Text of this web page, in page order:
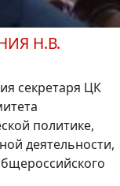
Н.В.
секретаря ЦК
политике,
деятельности,